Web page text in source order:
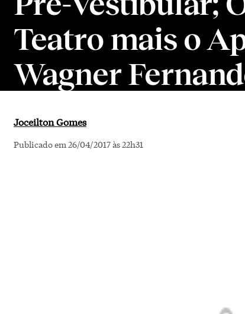
Teatro mais o
Wagner
Joceilton Gomes
Publicado em 26/04/2017 às 22h31